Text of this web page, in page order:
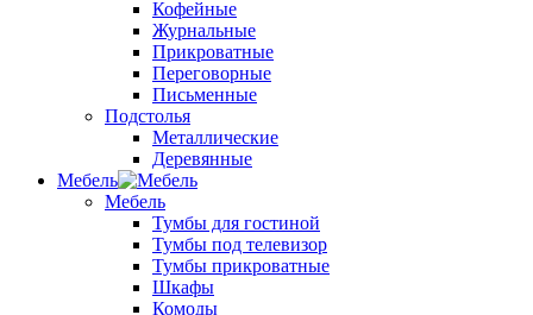
Кофейные
Журнальные
Прикроватные
Переговорные
Письменные
Подстолья
Металлические
Деревянные
Мебель
Мебель
Тумбы для гостиной
Тумбы под телевизор
Тумбы прикроватные
Шкафы
Комоды